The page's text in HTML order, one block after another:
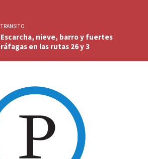
TRANSITO
Escarcha, nieve, barro y fuertes
ráfagas en las rutas 26 y 3